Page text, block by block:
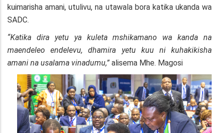
kuimarisha amani, utulivu, na utawala bora katika ukanda wa
SADC.
“Katika dira yetu ya kuleta mshikamano wa kanda na
maendeleo endelevu, dhamira yetu kuu ni kuhakikisha
amani na usalama vinadumu,” alisema Mhe. Magosi